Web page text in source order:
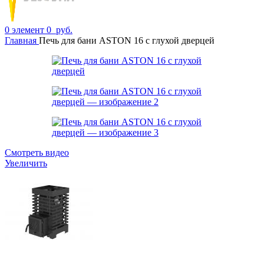
0 элемент 0 руб.
Главная Печь для бани ASTON 16 с глухой дверцей
Смотреть видео
Увеличить